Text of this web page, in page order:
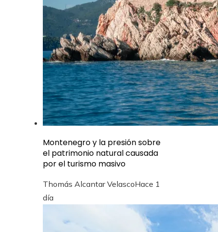
Montenegro y la presión sobre
el patrimonio natural causada
por el turismo masivo
Thomás Alcantar VelascoHace 1
día